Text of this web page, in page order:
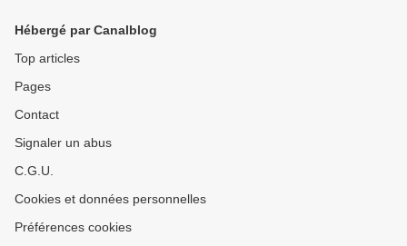
Hébergé par Canalblog
Top articles
Pages
Contact
Signaler un abus
C.G.U.
Cookies et données personnelles
Préférences cookies